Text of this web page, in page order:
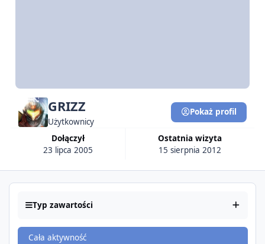
GRIZZ
Użytkownicy
Dołączył
23 lipca 2005
Ostatnia wizyta
15 sierpnia 2012
Pokaż profil
Typ zawartości
Cała aktywność